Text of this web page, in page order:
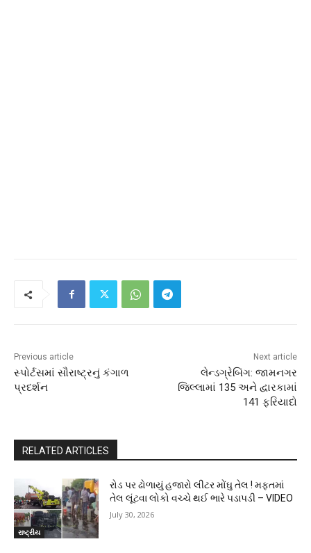
Previous article
સ્પોર્ટસમાં સૌરાષ્ટ્રનું કંગાળ
પ્રદર્શન
Next article
લેન્ડગ્રેબિંગ: જામનગર
જિલ્લામાં 135 અને દ્વારકામાં
141 ફરિયાદો
RELATED ARTICLES
રાષ્ટ્રીય
રોડ પર ઢોળાયું હજારો લીટર મોંઘુ તેલ ! મફતમાં
તેલ લૂંટવા લોકો વચ્ચે થઈ ભારે પડાપડી – VIDEO
July 30, 2026